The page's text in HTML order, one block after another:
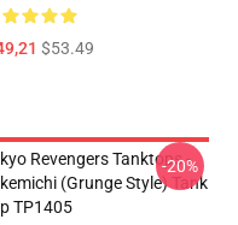
$53.49
Revengers Tanktops -
(Grunge Style) Tank
TP1405
-20%